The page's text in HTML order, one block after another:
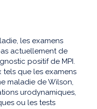
les examens
actuellement de
positif de MPI.
tels que les examens
maladie de Wilson,
urodynamiques,
ou les tests